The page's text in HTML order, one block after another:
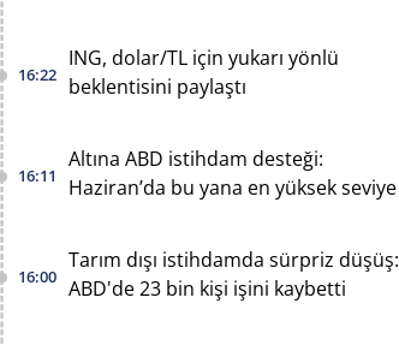
16:22
ING, dolar/TL için yukarı yönlü
beklentisini paylaştı
16:11
Altına ABD istihdam desteği:
Haziran’da bu yana en yüksek seviye
16:00
Tarım dışı istihdamda sürpriz düşüş:
ABD'de 23 bin kişi işini kaybetti